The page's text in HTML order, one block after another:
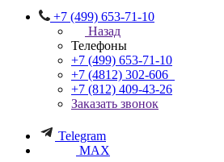
+7 (499) 653-71-10
Назад
Телефоны
+7 (499) 653-71-10
+7 (4812) 302-606
+7 (812) 409-43-26
Заказать звонок
Telegram
MAX